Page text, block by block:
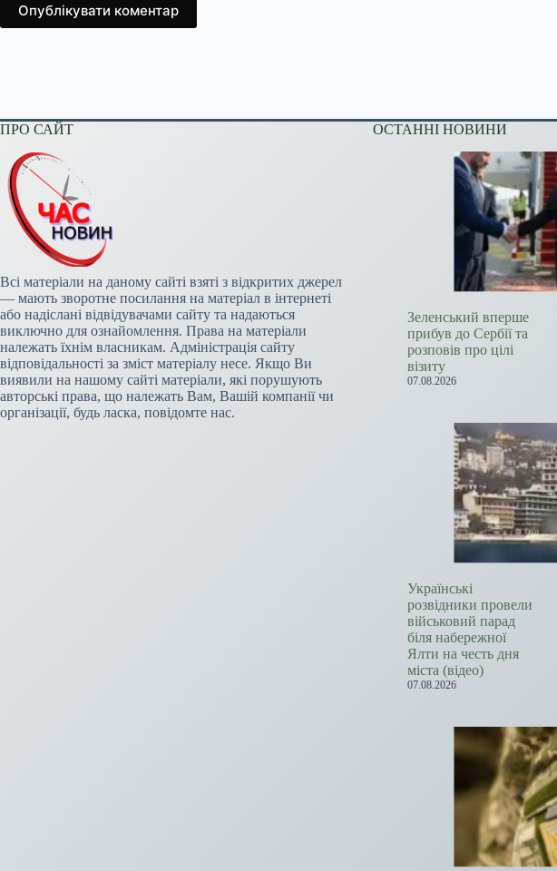
Опублікувати коментар
ПРО САЙТ
Всі матеріали на даному сайті взяті з відкритих джерел
— мають зворотне посилання на матеріал в інтернеті
або надіслані відвідувачами сайту та надаються
виключно для ознайомлення. Права на матеріали
належать їхнім власникам. Адміністрація сайту
відповідальності за зміст матеріалу несе. Якщо Ви
виявили на нашому сайті матеріали, які порушують
авторські права, що належать Вам, Вашій компанії чи
організації, будь ласка, повідомте нас.
ОСТАННІ НОВИНИ
Зеленський вперше
прибув до Сербії та
розповів про цілі
візиту
07.08.2026
Українські
розвідники провели
військовий парад
біля набережної
Ялти на честь дня
міста (відео)
07.08.2026